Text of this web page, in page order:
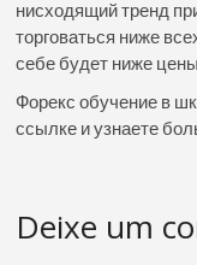
нисходящий тренд
торговаться ниже
себе будет ниже
Форекс обучение в
ссылке и узнаете
Deixe um